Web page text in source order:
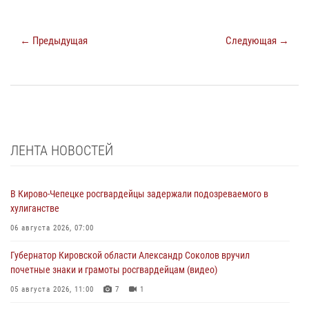
← Предыдущая Следующая →
ЛЕНТА НОВОСТЕЙ
В Кирово-Чепецке росгвардейцы задержали подозреваемого в
хулиганстве
06 августа 2026, 07:00
Губернатор Кировской области Александр Соколов вручил
почетные знаки и грамоты росгвардейцам (видео)
05 августа 2026, 11:00 7 1